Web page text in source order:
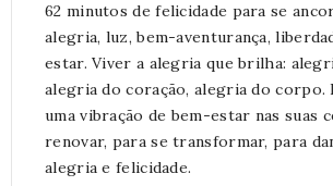
62 minutos de felicidade para se
alegria, luz, bem-aventurança,
estar. Viver a alegria que brilha:
alegria do coração, alegria do corpo.
uma vibração de bem-estar nas suas
renovar, para se transformar, para
alegria e felicidade.